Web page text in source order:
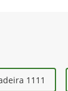
1111